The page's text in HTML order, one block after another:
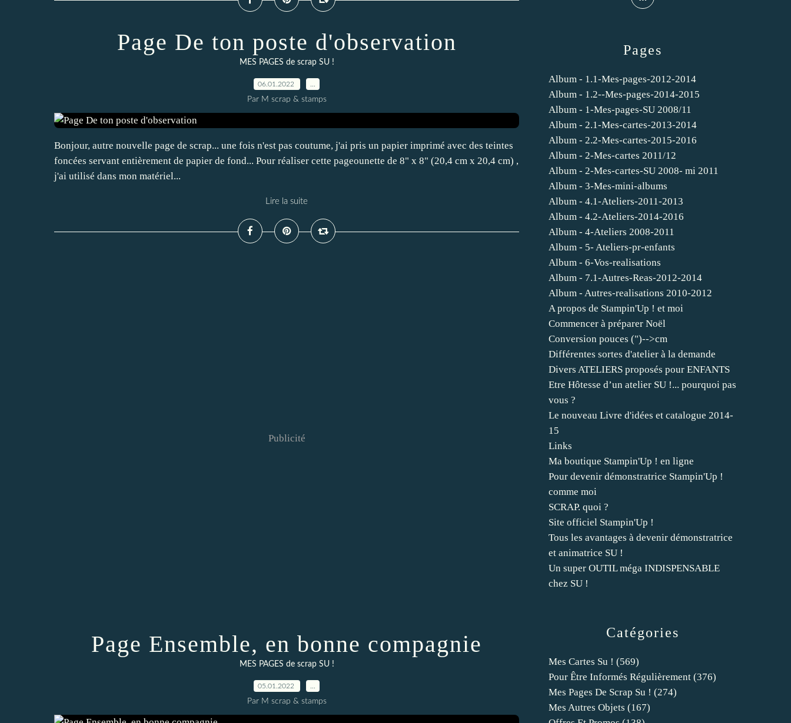
Page De ton poste d'observation
MES PAGES de scrap SU !
06.01.2022
Par M scrap & stamps
Bonjour, autre nouvelle page de scrap... une fois n'est pas coutume, j'ai pris un papier imprimé avec des teintes
foncées servant entièrement de papier de fond... Pour réaliser cette pageounette de 8" x 8" (20,4 cm x 20,4 cm) ,
j'ai utilisé dans mon matériel...
Lire la suite
Publicité
Page Ensemble, en bonne compagnie
MES PAGES de scrap SU !
05.01.2022
Par M scrap & stamps
Catégories
Mes Cartes Su ! (569)
Pour Être Informés Régulièrement (376)
Mes Pages De Scrap Su ! (274)
Mes Autres Objets (167)
Pages
Album - 1.1-Mes-pages-2012-2014
Album - 1.2--Mes-pages-2014-2015
Album - 1-Mes-pages-SU 2008/11
Album - 2.1-Mes-cartes-2013-2014
Album - 2.2-Mes-cartes-2015-2016
Album - 2-Mes-cartes 2011/12
Album - 2-Mes-cartes-SU 2008- mi 2011
Album - 3-Mes-mini-albums
Album - 4.1-Ateliers-2011-2013
Album - 4.2-Ateliers-2014-2016
Album - 4-Ateliers 2008-2011
Album - 5- Ateliers-pr-enfants
Album - 6-Vos-realisations
Album - 7.1-Autres-Reas-2012-2014
Album - Autres-realisations 2010-2012
A propos de Stampin'Up ! et moi
Commencer à préparer Noël
Conversion pouces (")-->cm
Différentes sortes d'atelier à la demande
Divers ATELIERS proposés pour ENFANTS
Etre Hôtesse d’un atelier SU !... pourquoi pas
vous ?
Le nouveau Livre d'idées et catalogue 2014-
15
Links
Ma boutique Stampin'Up ! en ligne
Pour devenir démonstratrice Stampin'Up !
comme moi
SCRAP. quoi ?
Site officiel Stampin'Up !
Tous les avantages à devenir démonstratrice
et animatrice SU !
Un super OUTIL méga INDISPENSABLE
chez SU !